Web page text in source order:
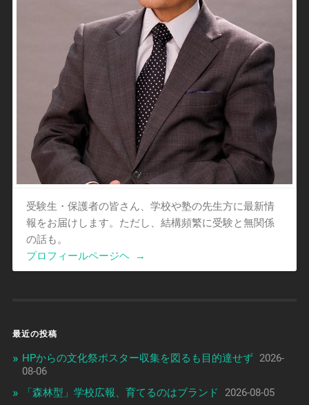
受験生・保護者の皆さん、学校や塾の先生方に最新情
報をお届けします。ただし、結構頻繁に受験と無関係
の話も。
プロフィールページヘ
→
最近の投稿
HPからの文化祭ポスター収集を図るも目的達せず 2026-
08-06
「森林型」学校広報、育てるのはブランド
2026-08-05